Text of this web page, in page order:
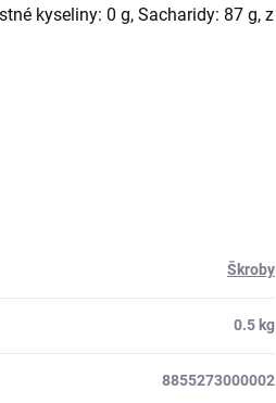
kyseliny: 0 g, Sacharidy: 87 g, z
Škroby
0.5 kg
8855273000002